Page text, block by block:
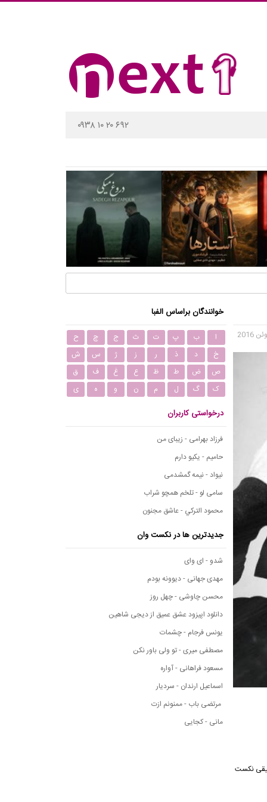
۰۹۳۸ ۱۰ ۲۰ ۶۹۲
موسیقی نکست
خوانندگان براساس الفبا
ا ب پ ت ث ج چ
ح
خ
د ذ ر ز ژ س
ش
ص
ض ط ظ ع غ ف
ق
ک
گ ل م ن و ه ی
درخواستی کاربران
فرزاد بهرامی - زیبای من
حامیم - یکیو دارم
نیواد - نیمه گمشدمی
سامی لو - تلخم همچو شراب
محمود التركي - عاشق مجنون
جدیدترین ها در نکست وان
شدو - ای وای
مهدی جهانی - دیوونه بودم
محسن چاوشی - چهل روز
دانلود اپیزود عشق عمیق از دیجی شاهین
یونس فرجام - چشمات
مصطفی میری - تو ولی باور نکن
مسعود فراهانی - آواره
اسماعیل ارندان - سردیار
مرتضی باب - ممنونم ازت
مانی - کجایی